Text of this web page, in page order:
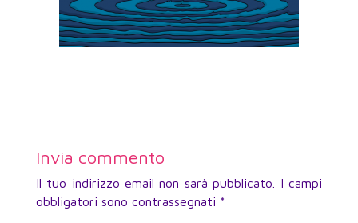
Invia commento
Il tuo indirizzo email non sarà pubblicato.
I campi
obbligatori sono contrassegnati *